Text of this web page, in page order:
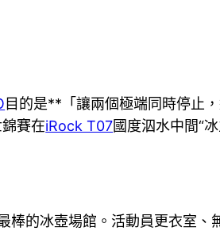
目的是**「讓兩個極端同時停止
賽在iRock T07國度泅水中間“
的冰壺場館。活動員更衣室、